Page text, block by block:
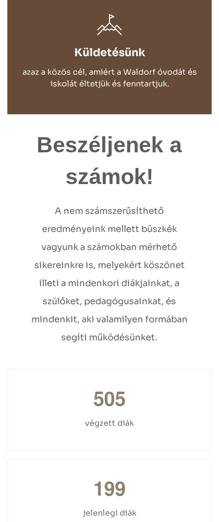
Küldetésünk
azaz a közös cél, amiért a Waldorf óvodát és
iskolát éltetjük és fenntartjuk.
Beszéljenek a
számok!
A nem számszerűsíthető
eredményeink mellett büszkék
vagyunk a számokban mérhető
sikereinkre is, melyekért köszönet
illeti a mindenkori diákjainkat, a
szülőket, pedagógusainkat, és
mindenkit, aki valamilyen formában
segíti működésünket.
505
végzett diák
199
jelenlegi diák